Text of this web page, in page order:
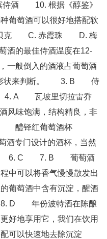
酒 10. 根据《醇鉴》
葡萄酒可以很好地搭配软
克 C. 赤霞珠 D. 梅
最佳侍酒温度在12-
倒入的酒液占葡萄酒
形状来判断。 3. B 侍
4. A 瓦坡里切拉雷乔
风味饱满，结构精良，非
醴铎红葡萄酒杯
酒专门设计的酒杯，当然
。 6. C 7. B 葡萄酒
中可以将香气慢慢散发出
葡萄酒中含有沉淀，醒酒
D 年份波特酒在陈酿
好地享用它，我们在饮用
可以快速地去除沉淀